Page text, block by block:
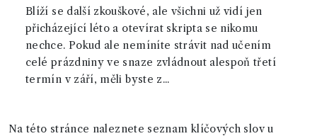
Blíží se další zkouškové, ale všichni už vidí jen
přicházející léto a otevírat skripta se nikomu
nechce. Pokud ale nemíníte strávit nad učením
celé prázdniny ve snaze zvládnout alespoň třetí
termín v září, měli byste z...
Na této stránce naleznete seznam klíčových slov u